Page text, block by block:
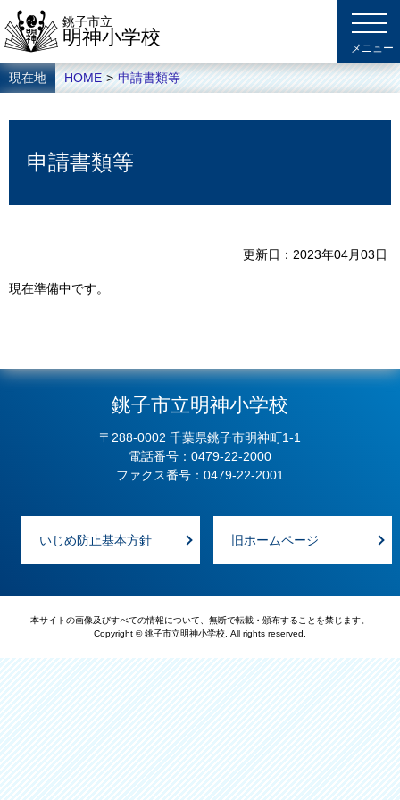
銚子市立
明神小学校
現在地 HOME > 申請書類等
申請書類等
更新日 2023年04月03日
現在準備中です。
銚子市立明神小学校
〒288-0002 千葉県銚子市明神町1-1
電話番号：0479-22-2000
ファクス番号：0479-22-2001
いじめ防止基本方針 旧ホームページ
本サイトの画像及びすべての情報について、無断で転載・頒布することを禁じます。
Copyright © 銚子市立明神小学校, All rights reserved.